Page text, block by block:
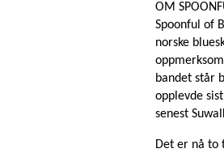
OM
Spoonful of
norske
bandet står
opplevde
senest
Det er nå to